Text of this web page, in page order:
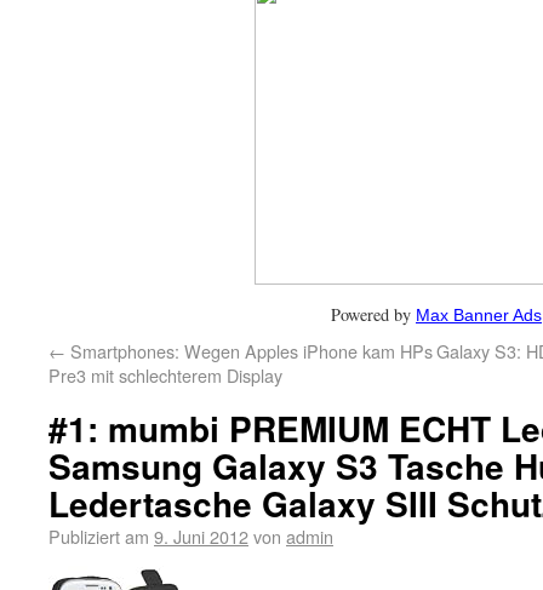
Powered by Max Banner Ads
← Smartphones: Wegen Apples iPhone kam HPs
Pre3 mit schlechterem Display
Galaxy S3:
#1: mumbi PREMIUM ECHT
Samsung Galaxy S3 Tasche
Ledertasche Galaxy SIII
Publiziert am 9. Juni 2012von admin